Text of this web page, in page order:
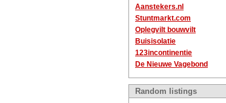
Aanstekers.nl
Stuntmarkt.com
Oplegvilt bouwvilt
Buisisolatie
123incontinentie
De Nieuwe Vagebond
Random listings